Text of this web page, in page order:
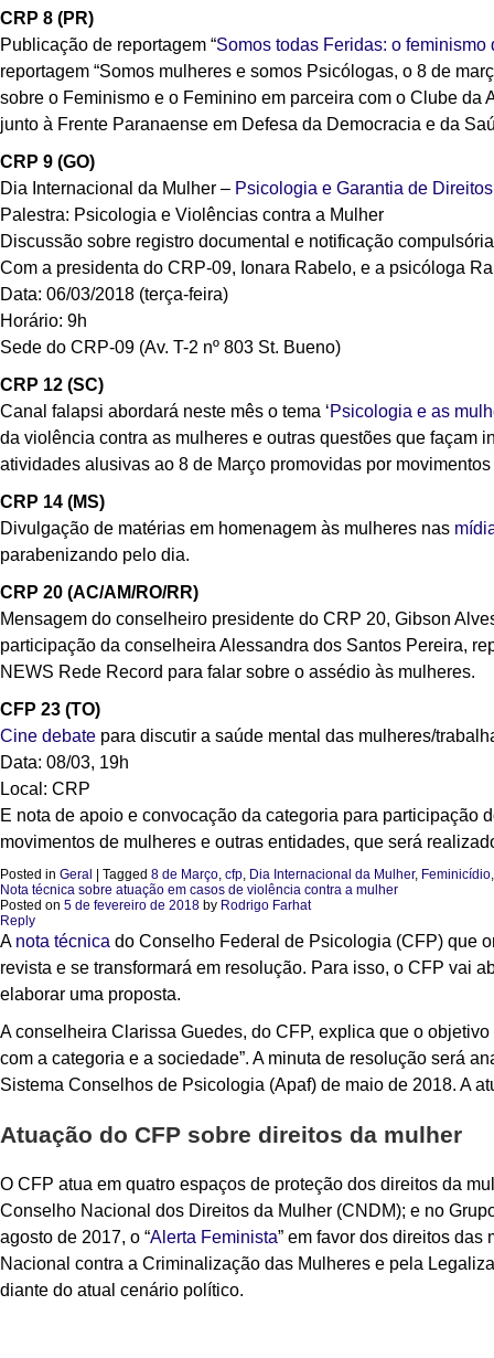
CRP 8 (PR)
Publicação de reportagem “Somos todas Feridas: o
reportagem “Somos mulheres e somos Psicólogas, o 8 de
sobre o Feminismo e o Feminino em parceira com o Clube
junto à Frente Paranaense em Defesa da Democracia e da
CRP 9 (GO)
Dia Internacional da Mulher – Psicologia e Garantia de
Palestra: Psicologia e Violências contra a Mulher
Discussão sobre registro documental e notificação compulsória
Com a presidenta do CRP-09, Ionara Rabelo, e a psicóloga
Data: 06/03/2018 (terça-feira)
Horário: 9h
Sede do CRP-09 (Av. T-2 nº 803 St. Bueno)
CRP 12 (SC)
Canal falapsi abordará neste mês o tema ‘Psicologia e as
da violência contra as mulheres e outras questões que façam
atividades alusivas ao 8 de Março promovidas por
CRP 14 (MS)
Divulgação de matérias em homenagem às mulheres nas
parabenizando pelo dia.
CRP 20 (AC/AM/RO/RR)
Mensagem do conselheiro presidente do CRP 20, Gibson
participação da conselheira Alessandra dos Santos Pereira,
NEWS Rede Record para falar sobre o assédio às mulheres.
CFP 23 (TO)
Cine debate para discutir a saúde mental das mulheres/
Data: 08/03, 19h
Local: CRP
E nota de apoio e convocação da categoria para participação
movimentos de mulheres e outras entidades, que será
Posted in Geral Tagged 8 de Março, cfp, Dia Internacional da Mulher, Feminicídio
Nota técnica sobre atuação em casos de violência contra a mulher
Posted on 5 de fevereiro de 2018 by Rodrigo Farhat
Reply
A nota técnica do Conselho Federal de Psicologia (CFP) que
revista e se transformará em resolução. Para isso, o CFP vai
elaborar uma proposta.
A conselheira Clarissa Guedes, do CFP, explica que o
com a categoria e a sociedade”. A minuta de resolução será
Sistema Conselhos de Psicologia (Apaf) de maio de 2018. A
Atuação do CFP sobre direitos da mulher
O CFP atua em quatro espaços de proteção dos direitos da
Conselho Nacional dos Direitos da Mulher (CNDM); e no
agosto de 2017, o “Alerta Feminista” em favor dos direitos
Nacional contra a Criminalização das Mulheres e pela
diante do atual cenário político.